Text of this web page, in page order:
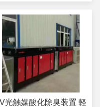
光触媒酸化除臭装置 軽